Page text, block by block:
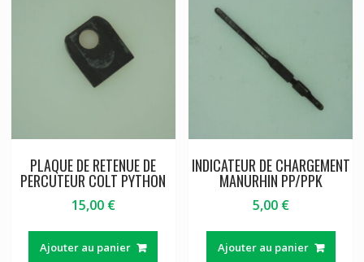
PLAQUE DE RETENUE DE
PERCUTEUR COLT PYTHON
15,00 €
Ajouter au panier
INDICATEUR DE CHARGEMENT
MANURHIN PP/PPK
5,00 €
Ajouter au panier